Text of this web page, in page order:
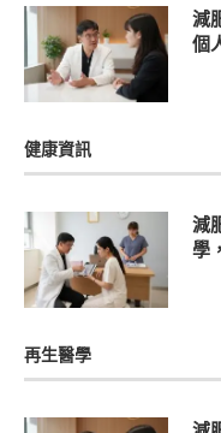
減
個
健康資訊
減
學
再生醫學